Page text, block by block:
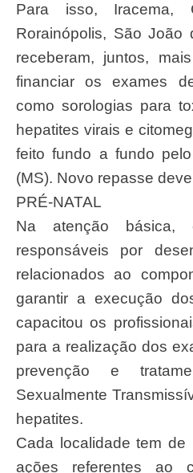
Para isso, Iracema,
Rorainópolis, São
receberam, juntos,
financiar os exames
como sorologias para
hepatites virais e
feito fundo a fundo
(MS). Novo repasse
PRÉ-NATAL
Na atenção básica,
responsáveis por
relacionados ao
garantir a execução
capacitou os
para a realização dos
prevenção e
Sexualmente
hepatites.
Cada localidade tem
ações referentes ao